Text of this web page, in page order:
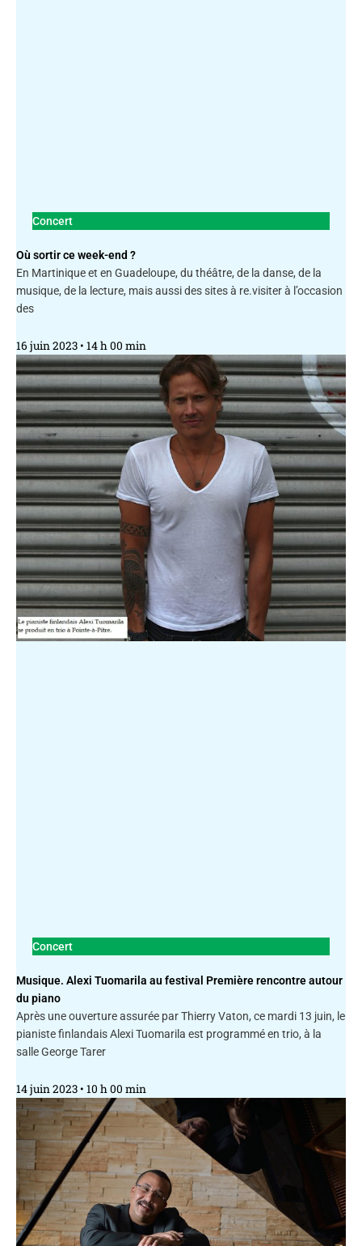
Concert
Où sortir ce week-end ?
En Martinique et en Guadeloupe, du théâtre, de la danse, de la
musique, de la lecture, mais aussi des sites à re.visiter à l’occasion
des
16 juin 2023 14 h 00 min
Concert
Musique. Alexi Tuomarila au festival Première rencontre autour
du piano
Après une ouverture assurée par Thierry Vaton, ce mardi 13 juin, le
pianiste finlandais Alexi Tuomarila est programmé en trio, à la
salle George Tarer
14 juin 2023 10 h 00 min